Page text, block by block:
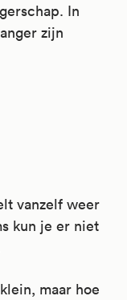
In
zijn
vanzelf weer
kun je er niet
maar hoe